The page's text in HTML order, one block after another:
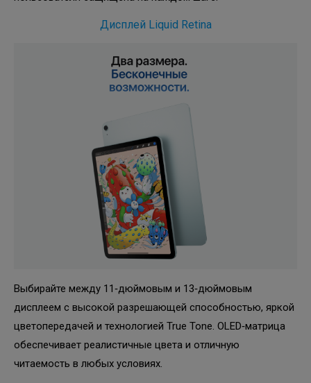
Дисплей Liquid Retina
Выбирайте между 11‑дюймовым и 13‑дюймовым
дисплеем с высокой разрешающей способностью, яркой
цветопередачей и технологией True Tone. OLED‑матрица
обеспечивает реалистичные цвета и отличную
читаемость в любых условиях.